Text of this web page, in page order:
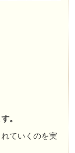
。
ていくのを実